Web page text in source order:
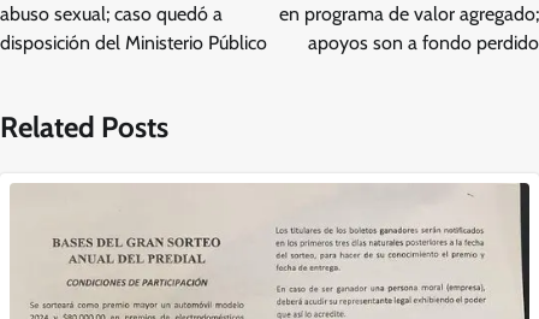
abuso sexual; caso quedó a
disposición del Ministerio Público
en programa de valor agregado;
apoyos son a fondo perdido
Related Posts